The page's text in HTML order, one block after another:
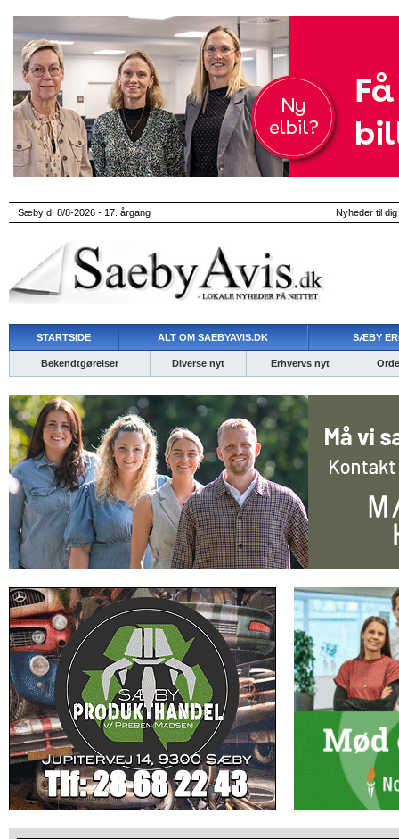
Sæby d. 8/8-2026 - 17. årgang Nyheder til
STARTSIDE ALT OM SAEBYAVIS.DK SÆBY
Bekendtgørelser Diverse nyt Erhvervs nyt